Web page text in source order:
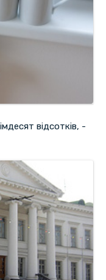
відсотків, -